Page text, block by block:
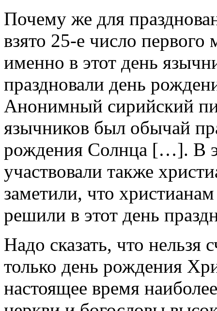
Почему же для
взято 25-е число
именно в этот день
праздновали день
Анонимный сирийский
язычников был обычай
рождения Солнца […]. В
участвовали также
заметили, что
решили в этот день
Надо сказать, что нельзя
только день рождения
настоящее время